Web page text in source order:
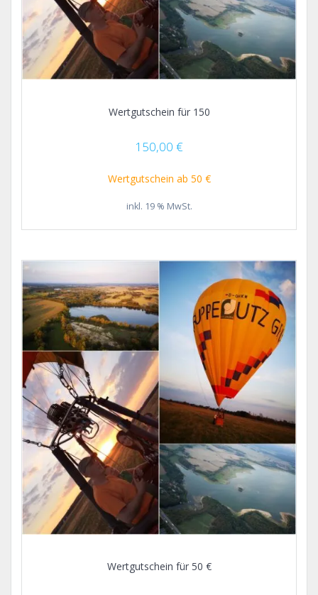
Wertgutschein für 150
150,00 €
Wertgutschein ab 50 €
inkl. 19 % MwSt.
Wertgutschein für 50 €